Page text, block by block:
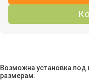
Возможна установка
размерам.